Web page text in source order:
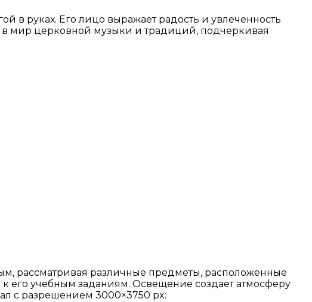
в руках. Его лицо выражает радость и увлеченность
в мир церковной музыки и традиций, подчеркивая
рассматривая различные предметы, расположенные
его учебным заданиям. Освещение создает атмосферу
с разрешением 3000×3750 px: